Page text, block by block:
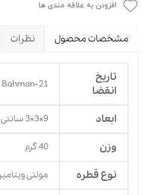
افزودن به علاقه مندی ها
مشخصات محصول نظرات
تاریخ
انقضا
Bahman-21
ابعاد 9×3×3 سانتی‌متر
وزن 40 گرم
نوع قطره مولتی